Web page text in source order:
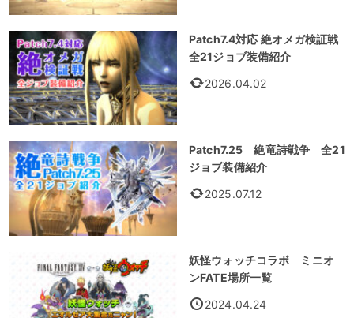
Patch7.4対応 絶オメガ検証戦
全21ジョブ装備紹介
2026.04.02
Patch7.25 絶竜詩戦争 全21
ジョブ装備紹介
2025.07.12
妖怪ウォッチコラボ ミニオ
ンFATE場所一覧
2024.04.24